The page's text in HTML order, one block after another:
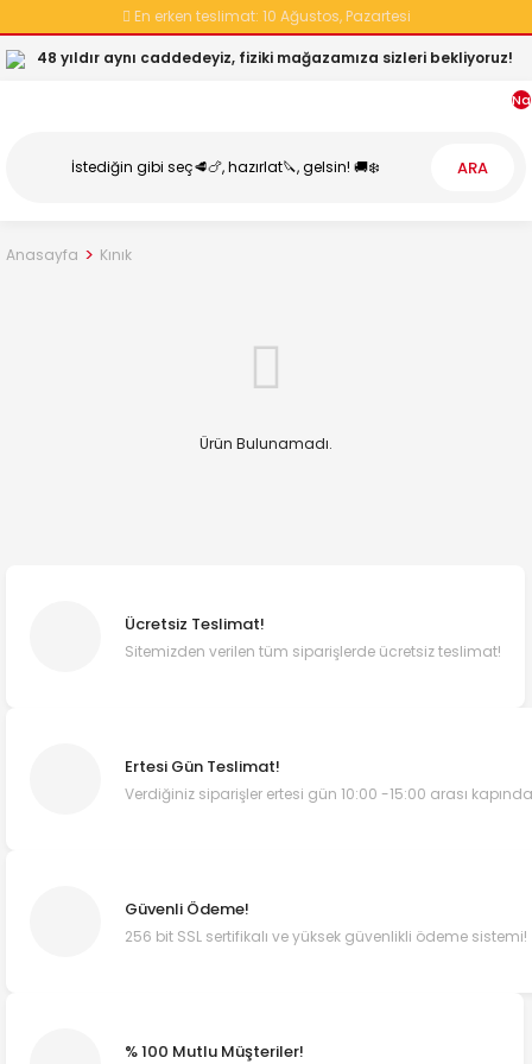
En erken teslimat: 10 Ağustos, Pazartesi
48 yıldır aynı caddedeyiz, fiziki mağazamıza sizleri bekliyoruz!
ARA
Anasayfa Kınık
Ürün Bulunamadı.
Ücretsiz Teslimat!
Sitemizden verilen tüm siparişlerde ücretsiz teslimat!
Ertesi Gün Teslimat!
Verdiğiniz siparişler ertesi gün 10:00 -15:00 arası
Güvenli Ödeme!
256 bit SSL sertifikalı ve yüksek güvenlikli ödeme sistemi!
% 100 Mutlu Müşteriler!